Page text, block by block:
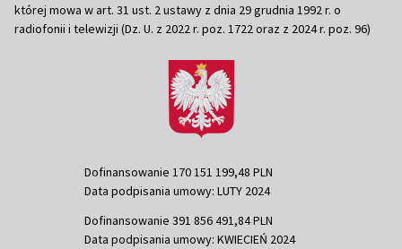
której mowa w art. 31 ust. 2 ustawy z dnia 29 grudnia 1992 r. o
radiofonii i telewizji (Dz. U. z 2022 r. poz. 1722 oraz z 2024 r. poz. 96)
Dofinansowanie 170 151 199,48 PLN
Data podpisania umowy: LUTY 2024
Dofinansowanie 391 856 491,84 PLN
Data podpisania umowy: KWIECIEŃ 2024